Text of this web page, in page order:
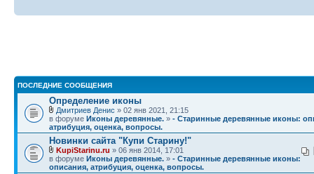
ПОСЛЕДНИЕ СООБЩЕНИЯ
Определение иконы
Дмитриев Денис » 02 янв 2021, 21:15
в форуме Иконы деревянные. » - Старинные деревянные иконы:
атрибуция, оценка, вопросы.
Новинки сайта "Купи Старину!"
KupiStarinu.ru » 06 янв 2014, 17:01
в форуме Иконы деревянные. » - Старинные деревянные иконы:
описания, атрибуция, оценка, вопросы.